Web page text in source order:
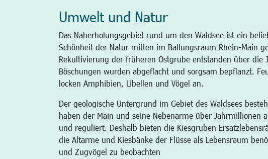
Umwelt und Natur
Das Naherholungsgebiet rund um den Waldsee ist ein
Schönheit der Natur mitten im Ballungsraum Rhein-Main
Rekultivierung der früheren Ostgrube entstanden über die
Böschungen wurden abgeflacht und sorgsam bepflanzt.
locken Amphibien, Libellen und Vögel an.
Der geologische Untergrund im Gebiet des Waldsees
haben der Main und seine Nebenarme über Jahrmillionen
und reguliert. Deshalb bieten die Kiesgruben
die Altarme und Kiesbänke der Flüsse als Lebensraum
und Zugvögel zu beobachten